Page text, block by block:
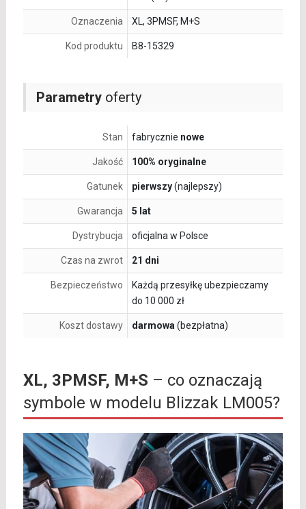
Parametryoferty
Stan fabrycznie nowe
Jakość 100% oryginalne
Gatunek pierwszy(najlepszy)
Gwarancja 5 lat
Dystrybucja oficjalna w Polsce
Czas na zwrot 21 dni
Bezpieczeństwo
Każdą przesyłkę ubezpieczamy
do 10 000 zł
Koszt dostawy darmowa (bezpłatna)
Oznaczenia XL, 3PMSF, M+S
Kod produktu B8-15329
XL, 3PMSF, M+S – co oznaczają
symbole w modelu Blizzak LM005?